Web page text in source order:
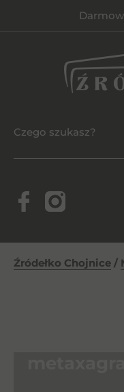
Źródełko Chojnice /